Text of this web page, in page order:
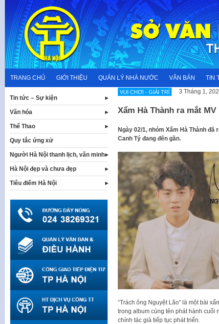
content
TRANG CHỦ GIỚI THIỆU QUẢN LÝ NHÀ NƯỚC VĂN BẢN TIN
VUI CHƠI - GIẢI TRÍ 3 Tháng 1,
Xẩm Hà Thành ra mắt
Ngày 02/1, nhóm Xẩm Hà Thành đã
Canh Tý đang đến gần.
“Trách ông Nguyệt Lão” là một bài
trong album cùng tên phát hành
chính tác giả tiếp tục phát triển.
Tin tức – Sự kiện
Văn hóa
Thể Thao
Quy tắc ứng xử
Người Hà Nội thanh lịch, văn minh
Hà Nội đẹp và chưa đẹp
Tiêu điểm Hà Nội